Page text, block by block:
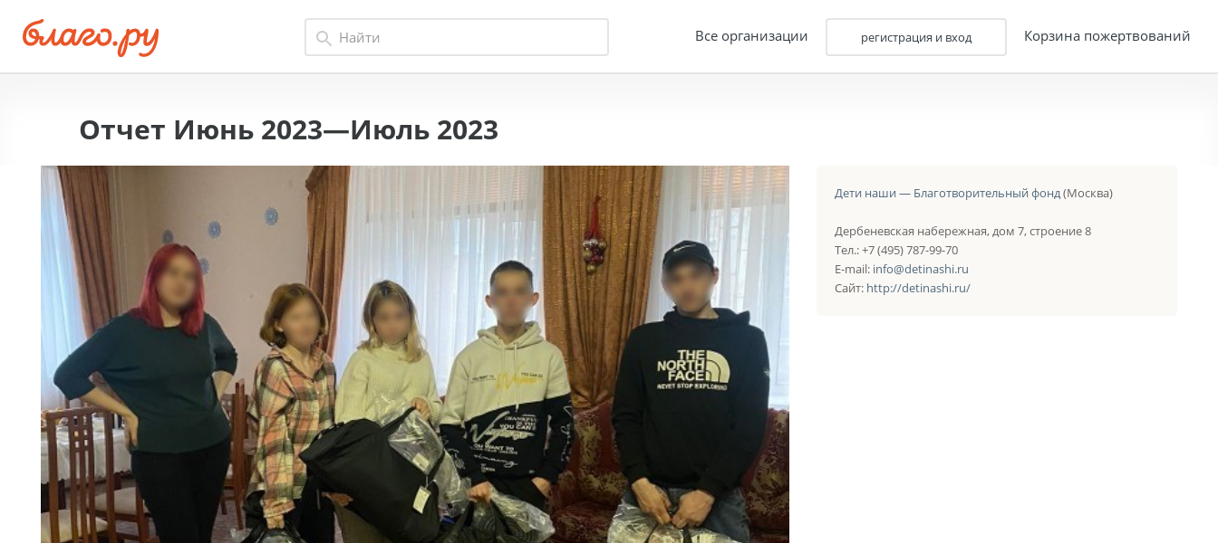
Все организации регистрация и вход Корзина пожертвований
Отчет Июнь 2023—Июль 2023
Дети наши — Благотворительный фонд(Москва)
Дербеневская набережная, дом 7, строение 8
Тел.: +7 (495) 787-99-70
E-mail: info@detinashi.ru
Сайт: http://detinashi.ru/